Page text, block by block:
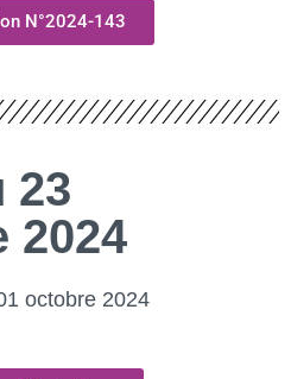
N°2024-143
23
2024
octobre 2024